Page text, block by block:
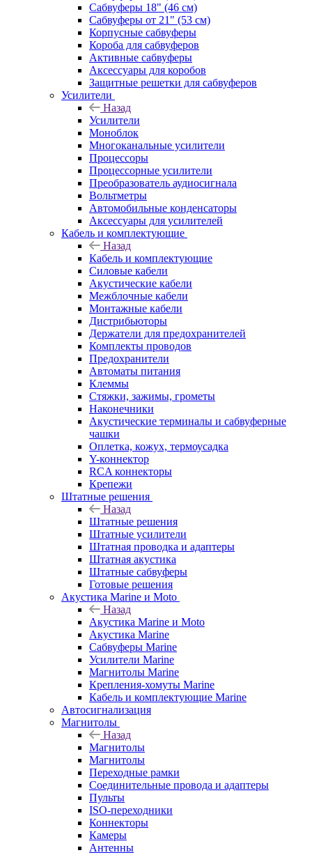
Сабвуферы 18" (46 см)
Сабвуферы от 21" (53 см)
Корпусные сабвуферы
Короба для сабвуферов
Активные сабвуферы
Аксессуары для коробов
Защитные решетки для сабвуферов
Усилители
Назад
Усилители
Моноблок
Многоканальные усилители
Процессоры
Процессорные усилители
Преобразователь аудиосигнала
Вольтметры
Автомобильные конденсаторы
Аксессуары для усилителей
Кабель и комплектующие
Назад
Кабель и комплектующие
Силовые кабели
Акустические кабели
Межблочные кабели
Монтажные кабели
Дистрибьюторы
Держатели для предохранителей
Комплекты проводов
Предохранители
Автоматы питания
Клеммы
Стяжки, зажимы, грометы
Наконечники
Акустические терминалы и сабвуферные
чашки
Оплетка, кожух, термоусадка
Y-коннектор
RCA коннекторы
Крепежи
Штатные решения
Назад
Штатные решения
Штатные усилители
Штатная проводка и адаптеры
Штатная акустика
Штатные сабвуферы
Готовые решения
Акустика Marine и Moto
Назад
Акустика Marine и Moto
Акустика Marine
Сабвуферы Marine
Усилители Marine
Магнитолы Marine
Крепления-хомуты Marine
Кабель и комплектующие Marine
Автосигнализация
Магнитолы
Назад
Магнитолы
Магнитолы
Переходные рамки
Соединительные провода и адаптеры
Пульты
ISO-переходники
Коннекторы
Камеры
Антенны